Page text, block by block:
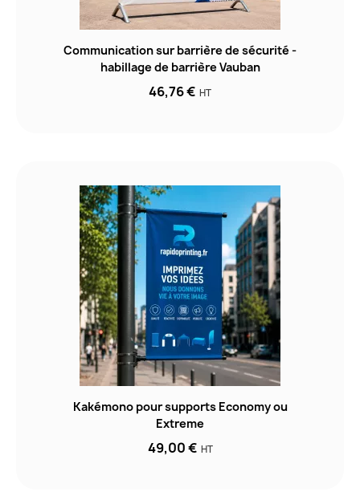
Communication sur barrière de sécurité -
habillage de barrière Vauban
46,76 € HT
Kakémono pour supports Economy ou
Extreme
49,00 € HT